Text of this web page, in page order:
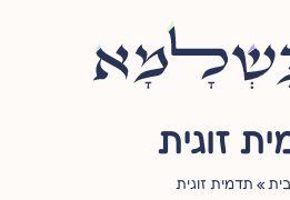
זוגית
» תדמית זוגית